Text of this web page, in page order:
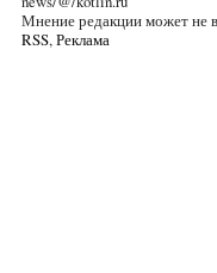
Мнение редакции может не
RSS,Реклама